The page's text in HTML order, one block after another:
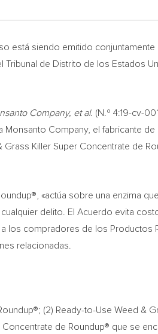
está siendo emitido conjuntamente
Tribunal de Distrito de los Estados
Company, et al. (N.º 4:19-cv-
Monsanto Company, el fabricante de
Killer Super Concentrate de
«actúa sobre una enzima
delito. El Acuerdo evita
los compradores de los Productos
relacionadas.
(2) Ready-to-Use Weed &
de Roundup® que se